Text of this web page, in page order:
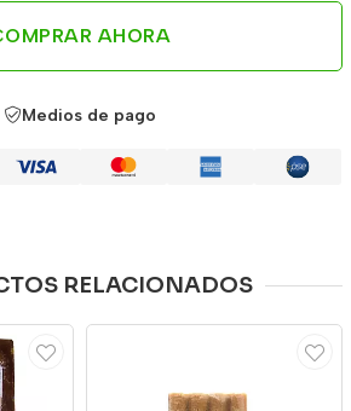
AHORA
Medios de pago
RELACIONADOS